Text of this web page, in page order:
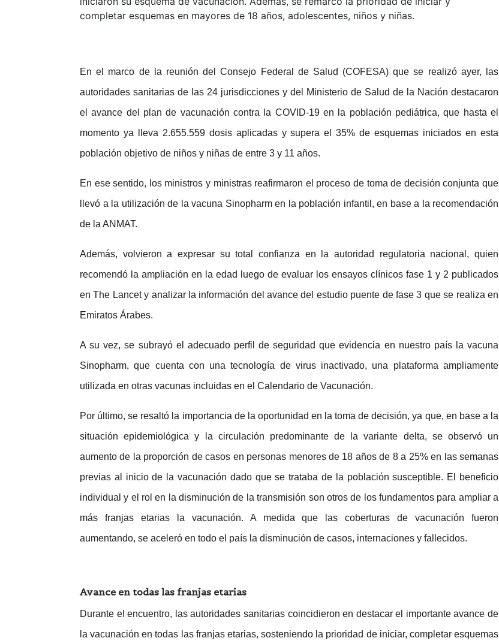
completar esquemas en mayores de 18 años, adolescentes, niños y niñas.
En el marco de la reunión del Consejo Federal de Salud (COFESA) que se realizó ayer, las
autoridades sanitarias de las 24 jurisdicciones y del Ministerio de Salud de la Nación destacaron
el avance del plan de vacunación contra la COVID-19 en la población pediátrica, que hasta el
momento ya lleva 2.655.559 dosis aplicadas y supera el 35% de esquemas iniciados en esta
población objetivo de niños y niñas de entre 3 y 11 años.
En ese sentido, los ministros y ministras reafirmaron el proceso de toma de decisión conjunta que
llevó a la utilización de la vacuna Sinopharm en la población infantil, en base a la recomendación
de la ANMAT.
Además, volvieron a expresar su total confianza en la autoridad regulatoria nacional, quien
recomendó la ampliación en la edad luego de evaluar los ensayos clínicos fase 1 y 2 publicados
en The Lancet y analizar la información del avance del estudio puente de fase 3 que se realiza en
Emiratos Árabes.
A su vez, se subrayó el adecuado perfil de seguridad que evidencia en nuestro país la vacuna
Sinopharm, que cuenta con una tecnología de virus inactivado, una plataforma ampliamente
utilizada en otras vacunas incluidas en el Calendario de Vacunación.
Por último, se resaltó la importancia de la oportunidad en la toma de decisión, ya que, en base a la
situación epidemiológica y la circulación predominante de la variante delta, se observó un
aumento de la proporción de casos en personas menores de 18 años de 8 a 25% en las semanas
previas al inicio de la vacunación dado que se trataba de la población susceptible. El beneficio
individual y el rol en la disminución de la transmisión son otros de los fundamentos para ampliar a
más franjas etarias la vacunación. A medida que las coberturas de vacunación fueron
aumentando, se aceleró en todo el país la disminución de casos, internaciones y fallecidos.
Avance en todas las franjas etarias
Durante el encuentro, las autoridades sanitarias coincidieron en destacar el importante avance de
la vacunación en todas las franjas etarias, sosteniendo la prioridad de iniciar, completar esquemas